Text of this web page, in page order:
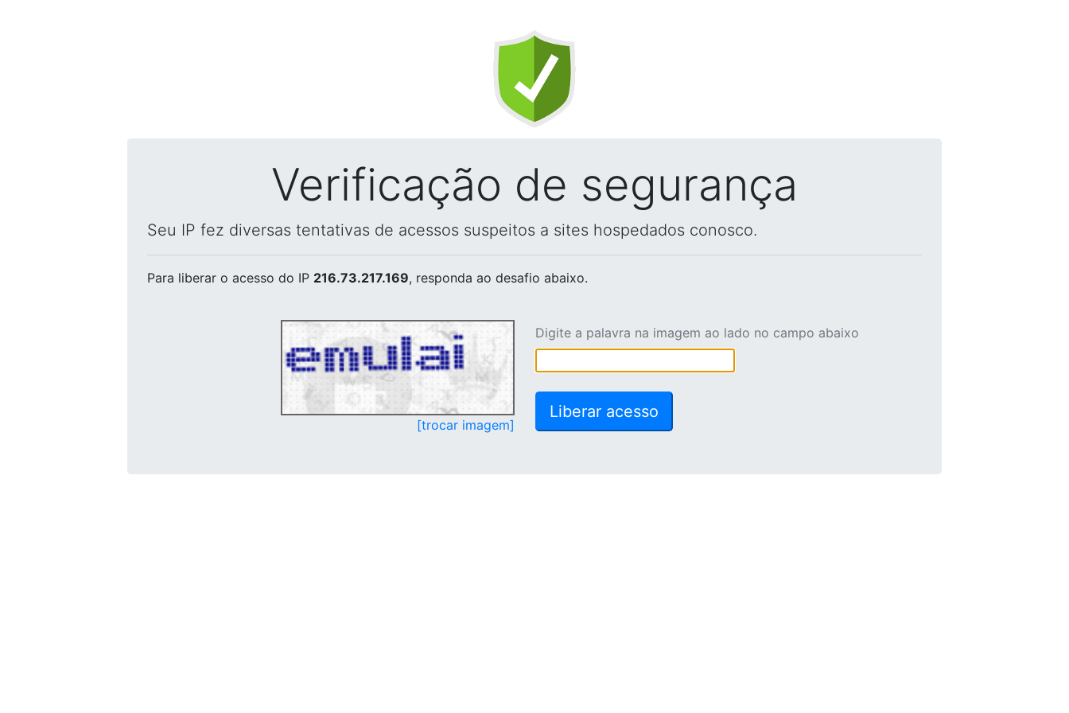
Verificação de segurança
Seu IP fez diversas tentativas de acessos suspeitos a sites hospedados conosco.
Para liberar o acesso do IP 216.73.217.169, responda ao desafio abaixo.
[trocar imagem]
Digite a palavra na imagem ao lado no campo abaixo